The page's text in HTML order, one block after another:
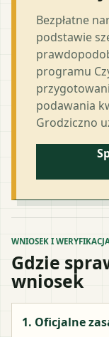
Bezpłatne
podstawie
programu
podawania
Grodziczno
WNIOSEK I
Gdzie
wniosek
1. Oficjalne